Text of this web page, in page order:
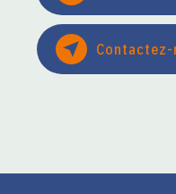
Contactez-